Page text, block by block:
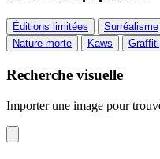
Éditions limitées Surréalisme
Nature morte
Kaws Graffiti
Recherche visuelle
Importer une image pour